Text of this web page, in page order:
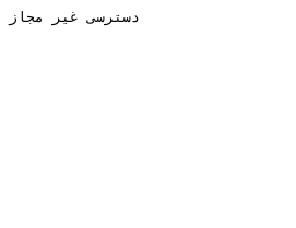
دسترسی غیر مجاز